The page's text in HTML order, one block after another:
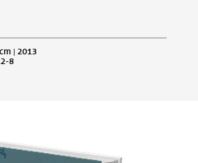
| 2013
8